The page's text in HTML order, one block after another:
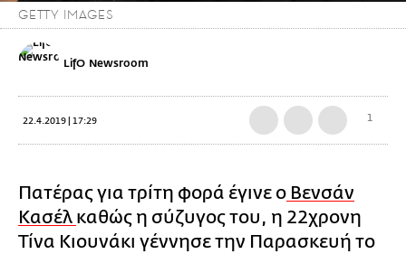
GETTY IMAGES
LifO Newsroom
22.4.2019 | 17:29 1
Πατέρας για τρίτη φορά έγινε ο Βενσάν
Κασέλ καθώς η σύζυγος του, η 22χρονη
Τίνα Κιουνάκι γέννησε την Παρασκευή το